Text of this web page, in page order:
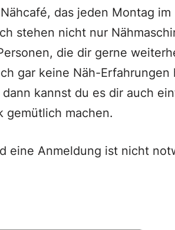
das jeden Montag im
stehen nicht nur
die dir gerne
gar keine Näh-Erfahrungen
kannst du es dir auch
gemütlich machen.
eine Anmeldung ist nicht